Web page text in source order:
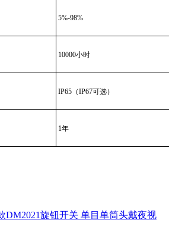
5%-98%
10000小时
IP65（IP67可选）
1年
DM2021旋钮开关 单目单筒头戴夜视